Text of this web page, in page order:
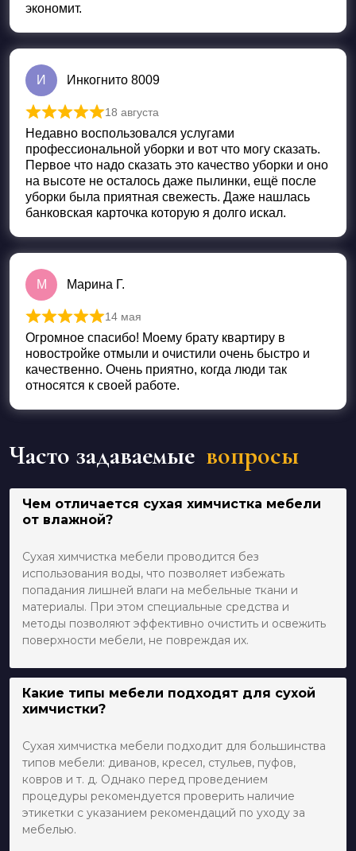
экономит.
И Инкогнито 8009
Оценка из 5
18 августа
Недавно воспользовался услугами
профессиональной уборки и вот что могу сказать.
Первое что надо сказать это качество уборки и оно
на высоте не осталось даже пылинки, ещё после
уборки была приятная свежесть. Даже нашлась
банковская карточка которую я долго искал.
М Марина Г.
Оценка
14 мая
Огромное спасибо! Моему брату квартиру в
новостройке отмыли и очистили очень быстро и
качественно. Очень приятно, когда люди так
относятся к своей работе.
Часто задаваемые вопросы
Чем отличается сухая химчистка мебели
от влажной?
Сухая химчистка мебели проводится без
использования воды, что позволяет избежать
попадания лишней влаги на мебельные ткани и
материалы. При этом специальные средства и
методы позволяют эффективно очистить и освежить
поверхности мебели, не повреждая их.
Какие типы мебели подходят для сухой
химчистки?
Сухая химчистка мебели подходит для большинства
типов мебели: диванов, кресел, стульев, пуфов,
ковров и т. д. Однако перед проведением
процедуры рекомендуется проверить наличие
этикетки с указанием рекомендаций по уходу за
мебелью.